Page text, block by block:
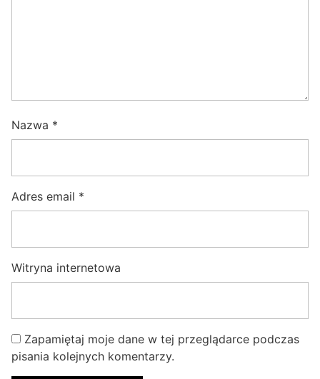
Nazwa *
Adres email *
Witryna internetowa
Zapamiętaj moje dane w tej przeglądarce podczas
pisania kolejnych komentarzy.